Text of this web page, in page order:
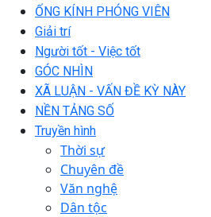
ỐNG KÍNH PHÓNG VIÊN
Giải trí
Người tốt - Việc tốt
GÓC NHÌN
XÃ LUẬN - VẤN ĐỀ KỲ NÀY
NỀN TẢNG SỐ
Truyền hình
Thời sự
Chuyên đề
Văn nghệ
Dân tộc